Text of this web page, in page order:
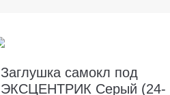
Заглушка самокл под
ЭКСЦЕНТРИК Серый (24-